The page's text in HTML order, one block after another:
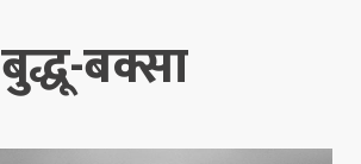
बुद्धू-बक्सा